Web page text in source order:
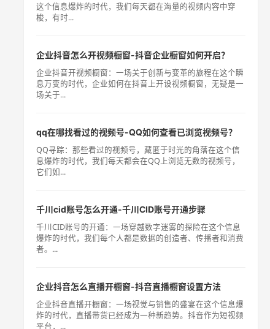
这个信息爆炸的时代，我们每天都在海量的视频内容中穿
梭，有时...
企业抖音怎么开视频橱窗-抖音企业橱窗如何开启？
企业抖音开视频橱窗：一场关于创新与变革的旅程在这个瞬
息万变的时代，企业如何在抖音上开设视频橱窗，无疑是一
场关于...
qq在哪找看过的视频号-QQ如何查看已浏览视频号？
QQ寻踪：那些看过的视频号，藏匿于时光的角落在这个信
息爆炸的时代，我们每天都会在QQ上浏览无数的视频号，
它们如...
千川cid账号怎么开通-千川CID账号开通步骤
千川CID账号的开通：一场穿越数字迷雾的探险在这个信息
爆炸的时代，我们每个人都是数据的创造者、传播者和消费
者。...
企业抖音怎么直播开橱窗-抖音直播橱窗设置方法
企业抖音直播开橱窗：一场视觉与销售的盛宴在这个信息爆
炸的时代，直播带货已经成为一种新趋势。抖音作为短视频
平台，...